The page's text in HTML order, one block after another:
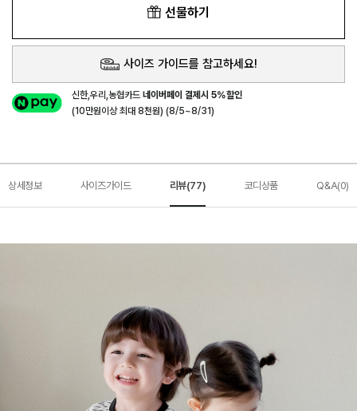
선물하기
사이즈 가이드를 참고하세요!
신한,우리,농협카드네이버페이 결제시 5%할인
(10만원이상 최대 8천원) (8/5~8/31)
상세정보 사이즈가이드 리뷰(77) 코디상품 Q&A(0)